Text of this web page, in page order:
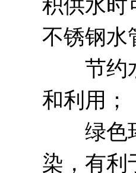
不锈钢水
节约水
和利用；
绿色环
染，有利